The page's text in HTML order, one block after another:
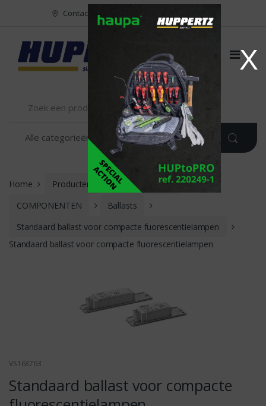
X
Contact
Home Producten
VERLICHTING
COMPONENTEN
Ballasts
Standaard ballast voor compacte fuorescentielampen
Standaard ballast voor compacte fluorescentielampen
VS163763
Standaard ballast voor compacte